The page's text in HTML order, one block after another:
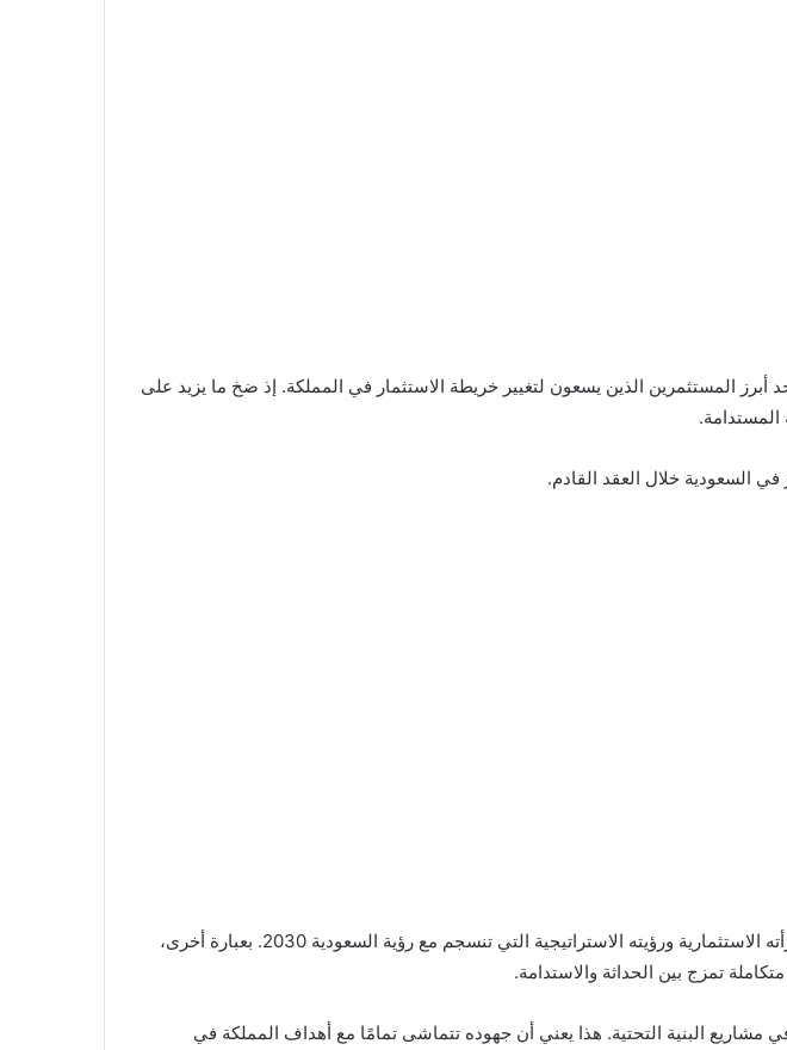
المستثمرين الذين يسعون لتغيير خريطة الاستثمار في المملكة. إذ ضخ ما يزيد على
السعودية خلال العقد القادم.
يعد أحمد الشرع من الأسماء التي تصدرت المشهد الاقتصادي في الآونة الأخيرة. فقد عرف بجرأته الاستثمارية ورؤيته الاستراتيجية التي تنسجم مع رؤية السعودية 2030. بعبارة أخرى،
تمزج بين الحداثة والاستدامة.
البنية التحتية. هذا يعني أن جهوده تتماشى تمامًا مع أهداف المملكة في